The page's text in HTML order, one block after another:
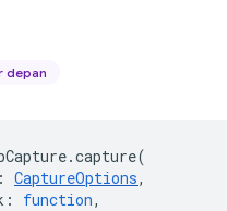
depan
.capture(
: CaptureOptions,
: function,